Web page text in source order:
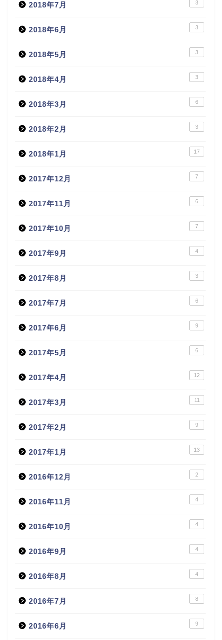
2018年7月 3
2018年6月 3
2018年5月 3
2018年4月 3
2018年3月 6
2018年2月 3
2018年1月 17
2017年12月 7
2017年11月 6
2017年10月 7
2017年9月 4
2017年8月 3
2017年7月 6
2017年6月 9
2017年5月 6
2017年4月 12
2017年3月 11
2017年2月 9
2017年1月 13
2016年12月 2
2016年11月 4
2016年10月 4
2016年9月 4
2016年8月 4
2016年7月 8
2016年6月 9